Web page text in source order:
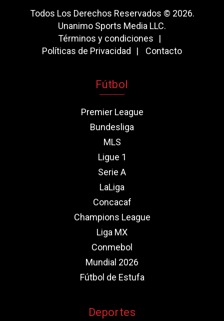
Todos Los Derechos Reservados © 2026.
Unanimo Sports Media LLC.
Términos y condiciones
Políticas de Privacidad
Contacto
Fútbol
Premier League
Bundesliga
MLS
Ligue 1
Serie A
LaLiga
Concacaf
Champions League
Liga MX
Conmebol
Mundial 2026
Fútbol de Estufa
Deportes